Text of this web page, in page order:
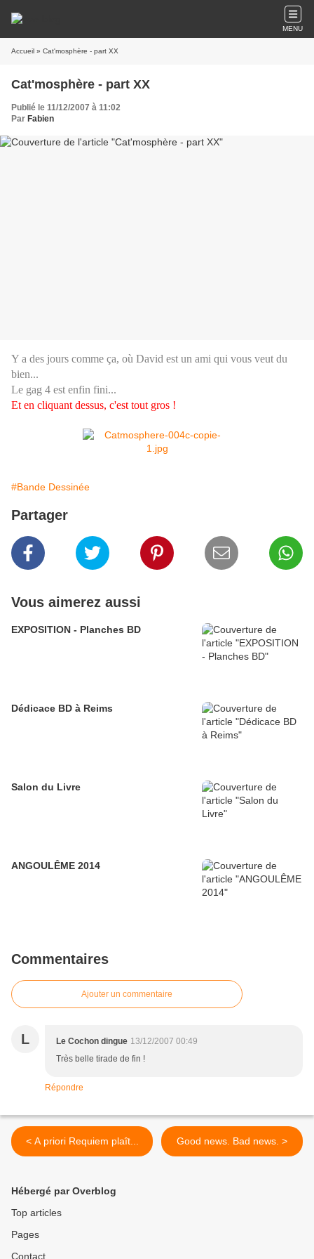
MENU
Accueil » Cat'mosphère - part XX
Cat'mosphère - part XX
Publié le 11/12/2007 à 11:02
Par Fabien
Y a des jours comme ça, où David est un ami qui vous veut du
bien...
Le gag 4 est enfin fini...
Et en cliquant dessus, c'est tout gros !
#Bande Dessinée
Partager
Vous aimerez aussi
EXPOSITION - Planches BD
Dédicace BD à Reims
Salon du Livre
ANGOULÊME 2014
Commentaires
Ajouter un commentaire
L Le Cochon dingue 13/12/2007 00:49
Très belle tirade de fin !
Répondre
< A priori Requiem plaît... Good news. Bad news. >
Hébergé par Overblog
Top articles
Pages
Contact